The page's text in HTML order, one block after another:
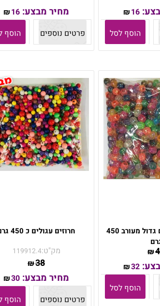
₪16
הוסף לסל
מחיר מבצע: ₪16
פרטים נוספים
הוסף
חרוזים צבעונים גדול מעורב 450
₪
₪32
הוסף לסל
חרוזים עגולים כ 450 גרם
מק"ט:119912.4
₪38
מחיר מבצע: ₪30
פרטים נוספים
הוסף